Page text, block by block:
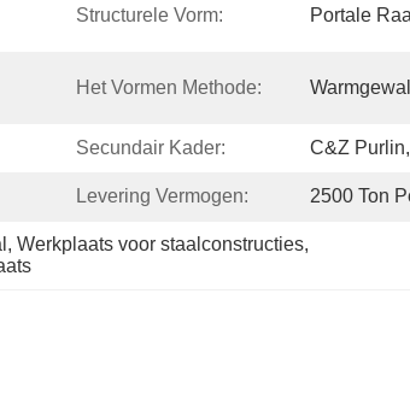
Structurele Vorm: Portale
Het Vormen Methode:
Secundair Kader: C&Z
Levering Vermogen: 2500 Ton
, Werkplaats voor staalconstructies,